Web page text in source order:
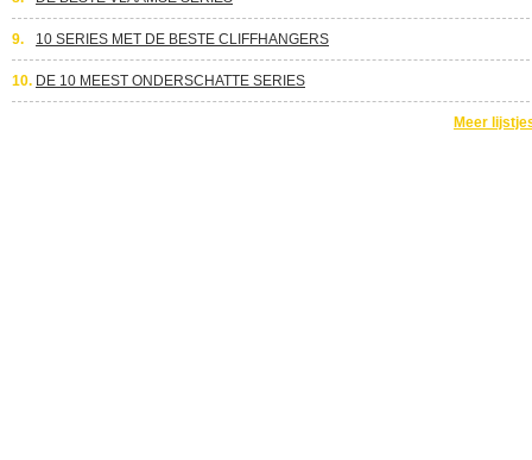
9. 10 SERIES MET DE BESTE CLIFFHANGERS
10. DE 10 MEEST ONDERSCHATTE SERIES
Meer